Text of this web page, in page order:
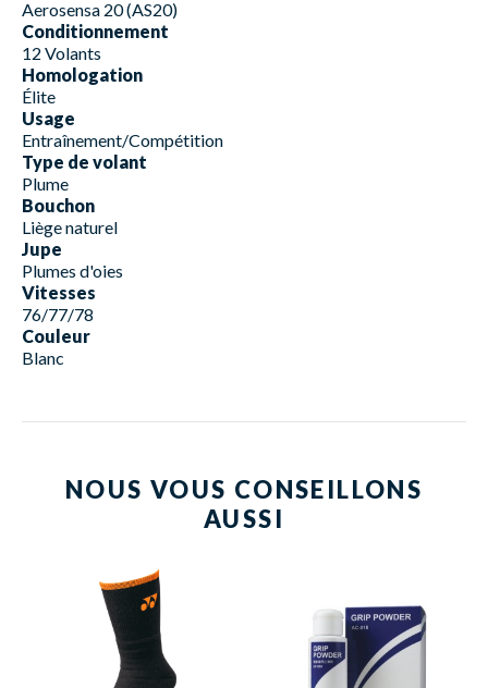
Aerosensa 20 (AS20)
Conditionnement
12 Volants
Homologation
Élite
Usage
Entraînement/Compétition
Type de volant
Plume
Bouchon
Liège naturel
Jupe
Plumes d'oies
Vitesses
76/77/78
Couleur
Blanc
NOUS VOUS CONSEILLONS
AUSSI